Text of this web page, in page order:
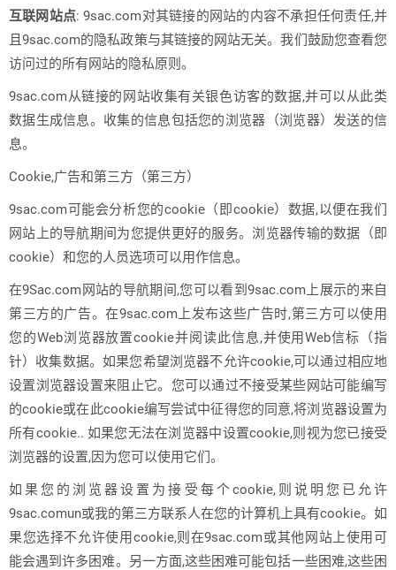
互联网站点: 9sac.com对其链接的网站的内容不承担任何责任,并
且9sac.com的隐私政策与其链接的网站无关。我们鼓励您查看您
访问过的所有网站的隐私原则。
9sac.com从链接的网站收集有关银色访客的数据,并可以从此类
数据生成信息。收集的信息包括您的浏览器（浏览器）发送的信
息。
Cookie,广告和第三方（第三方）
9sac.com可能会分析您的cookie（即cookie）数据,以便在我们
网站上的导航期间为您提供更好的服务。浏览器传输的数据（即
cookie）和您的人员选项可以用作信息。
在9Sac.com网站的导航期间,您可以看到9sac.com上展示的来自
第三方的广告。在9sac.com上发布这些广告时,第三方可以使用
您的Web浏览器放置cookie并阅读此信息,并使用Web信标（指
针）收集数据。如果您希望浏览器不允许cookie,可以通过相应地
设置浏览器设置来阻止它。您可以通过不接受某些网站可能编写
的cookie或在此cookie编写尝试中征得您的同意,将浏览器设置为
所有cookie.. 如果您无法在浏览器中设置cookie,则视为您已接受
浏览器的设置,因为您可以使用它们。
如果您的浏览器设置为接受每个cookie,则说明您已允许
9sac.comun或我的第三方联系人在您的计算机上具有cookie。如
果您选择不允许使用cookie,则在9sac.com或其他网站上使用可
能会遇到许多困难。另一方面,这些困难可能包括一些困难,这些困